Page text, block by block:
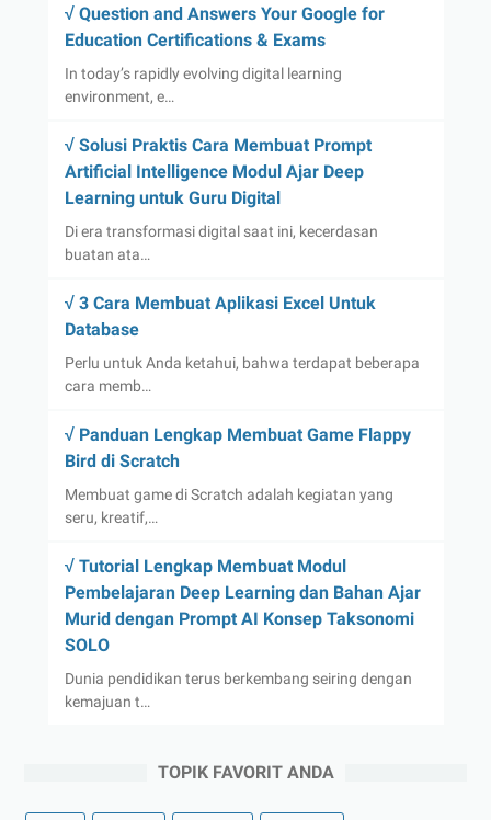
√ Question and Answers Your Google for
Education Certifications & Exams
In today’s rapidly evolving digital learning
environment, e…
√ Solusi Praktis Cara Membuat Prompt
Artificial Intelligence Modul Ajar Deep
Learning untuk Guru Digital
Di era transformasi digital saat ini, kecerdasan
buatan ata…
√ 3 Cara Membuat Aplikasi Excel Untuk
Database
Perlu untuk Anda ketahui, bahwa terdapat beberapa
cara memb…
√ Panduan Lengkap Membuat Game Flappy
Bird di Scratch
Membuat game di Scratch adalah kegiatan yang
seru, kreatif,…
√ Tutorial Lengkap Membuat Modul
Pembelajaran Deep Learning dan Bahan Ajar
Murid dengan Prompt AI Konsep Taksonomi
SOLO
Dunia pendidikan terus berkembang seiring dengan
kemajuan t…
TOPIK FAVORIT ANDA